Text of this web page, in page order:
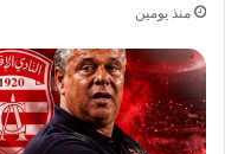
منذ يومين